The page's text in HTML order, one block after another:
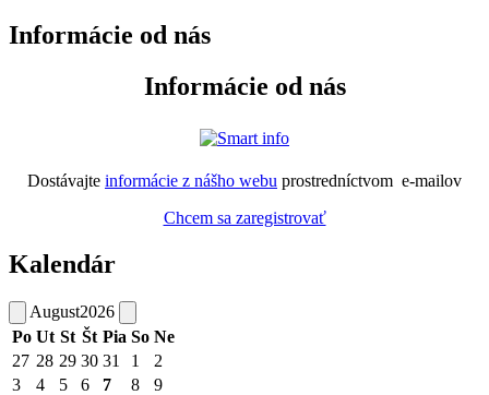
Informácie od nás
Informácie od nás
Dostávajte informácie z nášho webu prostredníctvom e-mailov
Chcem sa zaregistrovať
Kalendár
August2026
Po Ut St Št Pia So Ne
27 28 29 30 31 1
2
3
4 5 6 7 8 9